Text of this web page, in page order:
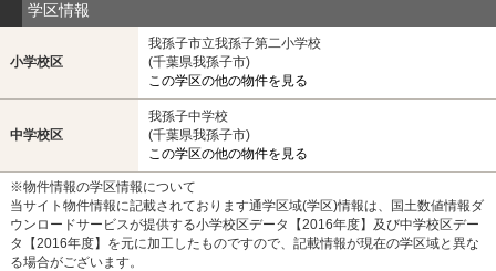
学区情報
小学校区
我孫子市立我孫子第二小学校
(千葉県我孫子市)
この学区の他の物件を見る
中学校区
我孫子中学校
(千葉県我孫子市)
この学区の他の物件を見る
※物件情報の学区情報について
当サイト物件情報に記載されております通学区域(学区)情報は、国土数値情報ダ
ウンロードサービスが提供する小学校区データ【2016年度】及び中学校区デー
タ【2016年度】を元に加工したものですので、記載情報が現在の学区域と異な
る場合がございます。